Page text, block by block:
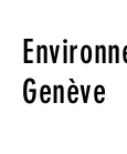
Genève